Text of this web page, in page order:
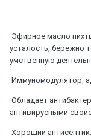
Эфирное масло
усталость, бережно
умственную
Иммуномодулятор,
Обладает
антивирусными
Хороший